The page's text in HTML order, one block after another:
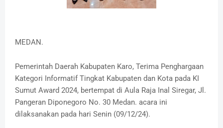
MEDAN.
Pemerintah Daerah Kabupaten Karo, Terima Penghargaan
Kategori Informatif Tingkat Kabupaten dan Kota pada KI
Sumut Award 2024, bertempat di Aula Raja Inal Siregar, Jl.
Pangeran Diponegoro No. 30 Medan. acara ini
dilaksanakan pada hari Senin (09/12/24).